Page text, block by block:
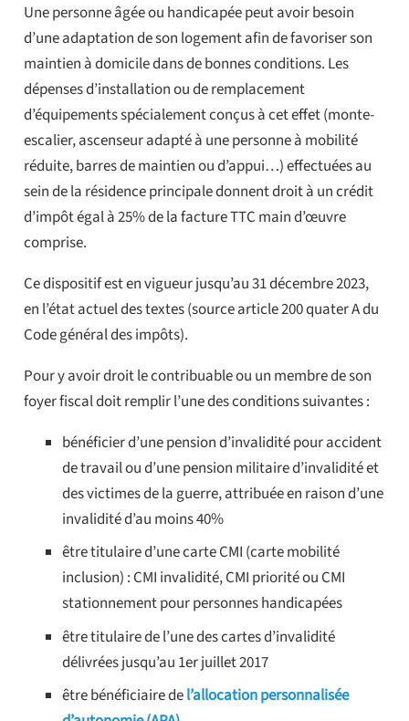
Une personne âgée ou handicapée peut avoir besoin
d’une adaptation de son logement afin de favoriser son
maintien à domicile dans de bonnes conditions. Les
dépenses d’installation ou de remplacement
d’équipements spécialement conçus à cet effet (monte-
escalier, ascenseur adapté à une personne à mobilité
réduite, barres de maintien ou d’appui…) effectuées au
sein de la résidence principale donnent droit à un crédit
d’impôt égal à 25% de la facture TTC main d’œuvre
comprise.
Ce dispositif est en vigueur jusqu’au 31 décembre 2023,
en l’état actuel des textes (source article 200 quater A du
Code général des impôts).
Pour y avoir droit le contribuable ou un membre de son
foyer fiscal doit remplir l’une des conditions suivantes :
bénéficier d’une pension d’invalidité pour accident
de travail ou d’une pension militaire d’invalidité et
des victimes de la guerre, attribuée en raison d’une
invalidité d’au moins 40%
être titulaire d’une carte CMI (carte mobilité
inclusion) : CMI invalidité, CMI priorité ou CMI
stationnement pour personnes handicapées
être titulaire de l’une des cartes d’invalidité
délivrées jusqu’au 1er juillet 2017
être bénéficiaire del’allocation personnalisée